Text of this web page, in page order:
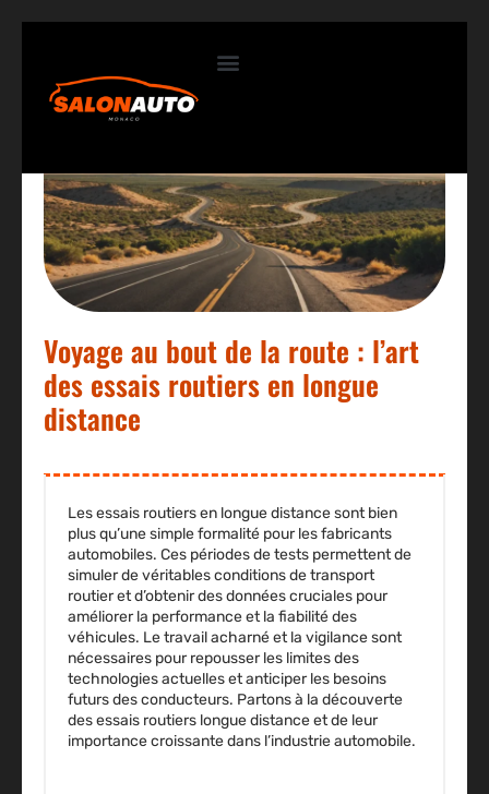
Voyage au bout de la route : l’art
des essais routiers en longue
distance
Les essais routiers en longue distance sont bien
plus qu’une simple formalité pour les fabricants
automobiles. Ces périodes de tests permettent de
simuler de véritables conditions de transport
routier et d’obtenir des données cruciales pour
améliorer la performance et la fiabilité des
véhicules. Le travail acharné et la vigilance sont
nécessaires pour repousser les limites des
technologies actuelles et anticiper les besoins
futurs des conducteurs. Partons à la découverte
des essais routiers longue distance et de leur
importance croissante dans l’industrie automobile.